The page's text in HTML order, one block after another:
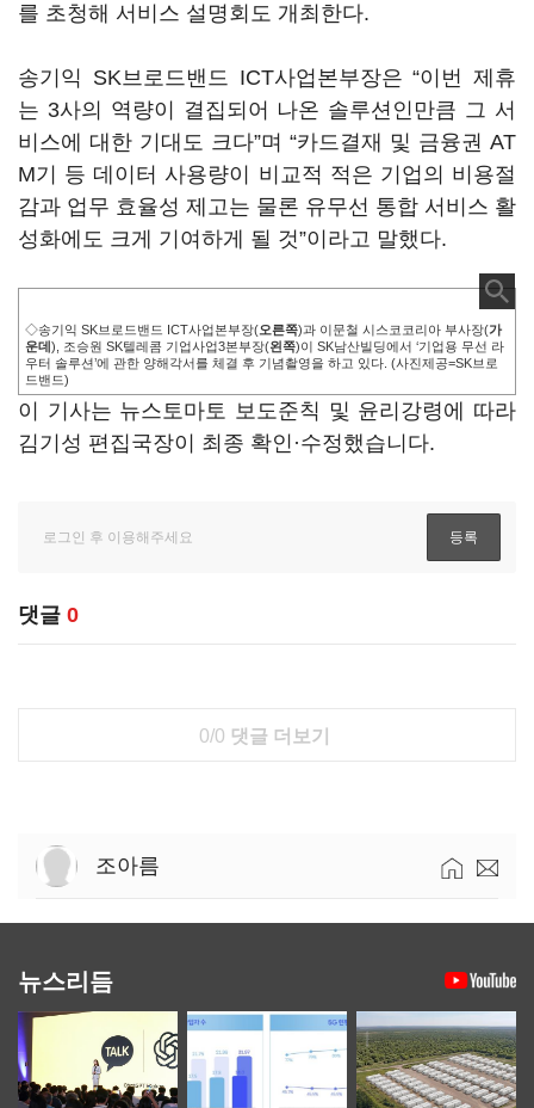
를 초청해 서비스 설명회도 개최한다.
송기익 SK브로드밴드 ICT사업본부장은 “이번 제휴
는 3사의 역량이 결집되어 나온 솔루션인만큼 그 서
비스에 대한 기대도 크다”며 “카드결재 및 금융권 AT
M기 등 데이터 사용량이 비교적 적은 기업의 비용절
감과 업무 효율성 제고는 물론 유무선 통합 서비스 활
성화에도 크게 기여하게 될 것”이라고 말했다.
◇송기익 SK브로드밴드 ICT사업본부장(오른쪽)과 이문철 시스코코리아 부사장(가
운데), 조승원 SK텔레콤 기업사업3본부장(왼쪽)이 SK남산빌딩에서 ‘기업용 무선 라
우터 솔루션’에 관한 양해각서를 체결 후 기념촬영을 하고 있다. (사진제공=SK브로
드밴드)
이 기사는 뉴스토마토 보도준칙 및 윤리강령에 따라
김기성 편집국장이 최종 확인·수정했습니다.
댓글 0
0/0 댓글 더보기
조아름
뉴스리듬